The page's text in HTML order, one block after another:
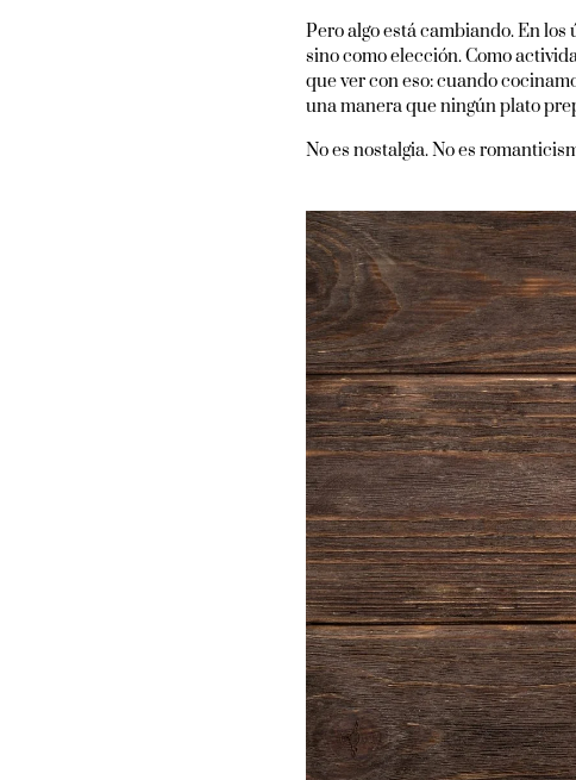
Pero algo está cambiando. En los
sino como elección. Como
que ver con eso: cuando
una manera que ningún plato
No es nostalgia. No es